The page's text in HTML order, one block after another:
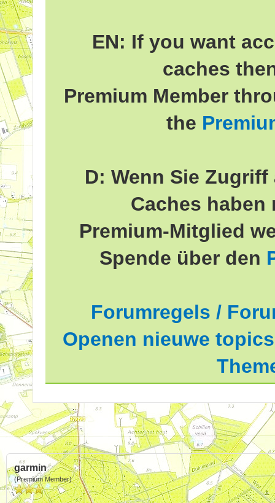
EN: If you want
caches
Premium Member
the
D: Wenn Sie
Caches haben
Premium-Mitglied
Spende über den
Forumregels /
Openen nieuwe
garmin
(Premium Member)